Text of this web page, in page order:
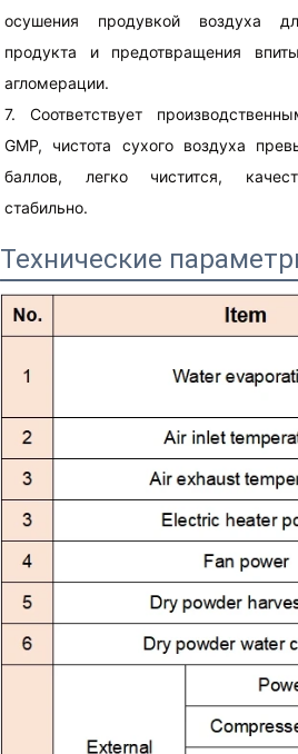
осушения продувкой воздуха
продукта и предотвращения
агломерации.
7. Соответствует
GMP, чистота сухого воздуха
баллов, легко чистится,
стабильно.
Технические